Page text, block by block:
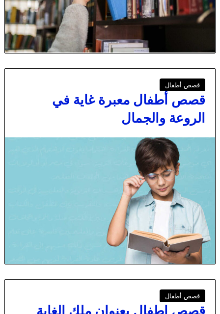
قصص أطفال
قصص أطفال معبرة غاية في
الروعة والجمال
قصص أطفال